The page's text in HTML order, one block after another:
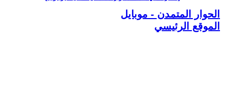
الحوار المتمدن - موبايل
الموقع الرئيسي